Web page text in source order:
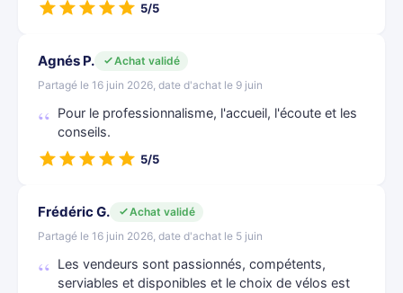
5/5
Agnés P.
Achat validé
Partagé le 16 juin 2026, date d'achat le 9 juin
Pour le professionnalisme, l'accueil, l'écoute et les
conseils.
5/5
Frédéric G.
Achat validé
Partagé le 16 juin 2026, date d'achat le 5 juin
Les vendeurs sont passionnés, compétents,
serviables et disponibles et le choix de vélos est